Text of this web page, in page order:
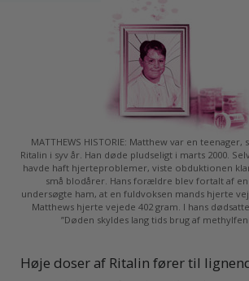
MATTHEWS HISTORIE: Matthew var en
Ritalin i syv år. Han døde pludseligt i marts 2000.
havde haft hjerteproblemer, viste obduktionen
små blodårer. Hans forældre blev fortalt af
undersøgte ham, at en fuldvoksen mands hjerte
Matthews hjerte vejede 402 gram. I hans
”Døden skyldes lang tids brug af
Høje doser af Ritalin fører til